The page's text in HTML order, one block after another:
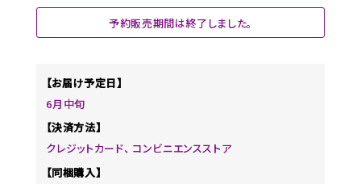
予約販売期間は終了しました。
【お届け予定日】
6月中旬
【決済方法】
クレジットカード、 コンビニエンスストア
【同梱購入】